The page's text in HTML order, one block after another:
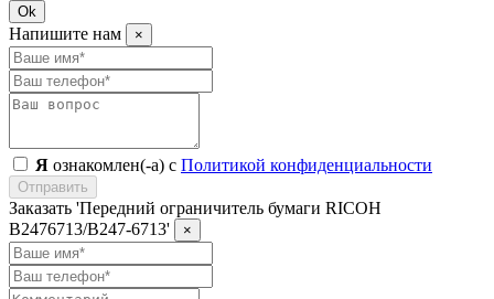
Ok
Напишите нам ×
Я ознакомлен(-а) с Политикой конфиденциальности
Отправить
Заказать 'Передний ограничитель бумаги RICOH
B2476713/B247-6713'
×